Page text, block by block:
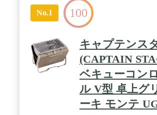
No.1 100
キャプテンス
(CAPTAIN
ベキューコン
ル V型 卓上グ
ーキ モンテ